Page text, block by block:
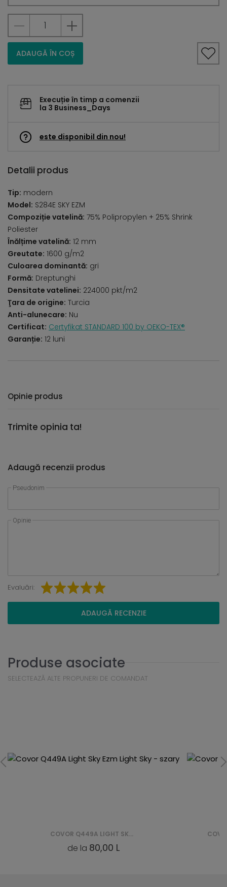
ADAUGĂ ÎN COȘ
Execuție în timp a comenzii
la 3 Business_Days
este disponibil din nou!
Detalii produs
Tip: modern
Model: S284E SKY EZM
Compoziție vatelină: 75% Polipropylen + 25% Shrink
Poliester
Înălțime vatelină: 12 mm
Greutate: 1600 g/m2
Culoarea dominantă: gri
Formă: Dreptunghi
Densitate vatelinei: 224000 pkt/m2
Ţara de origine: Turcia
Anti-alunecare: Nu
Certificat: Certyfikat STANDARD 100 by OEKO-TEX®
Garanție: 12 luni
Opinie produs
Trimite opinia ta!
Adaugă recenzii produs
Pseudonim
Opinie
Evaluări:
ADAUGĂ RECENZIE
Produse asociate
SELECTEAZĂ ALTE PROPUNERI DE COMANDAT
COVOR Q449A LIGHT SKY EZM LIGHT SKY - SZARY
de la 80,00 L